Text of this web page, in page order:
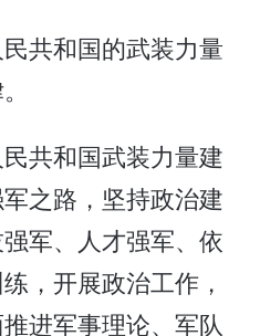
共和国的武装力量
共和国武装力量建
之路，坚持政治建
军、人才强军、依
，开展政治工作，
进军事理论、军队